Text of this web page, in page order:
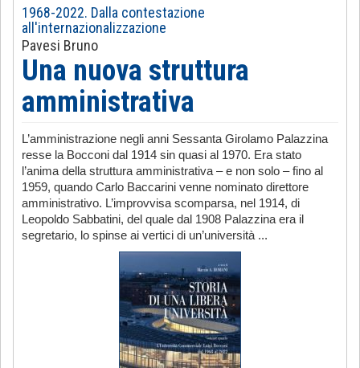
-1968-2022. Dalla contestazione
all'internazionalizzazione
Pavesi Bruno
Una nuova struttura
amministrativa
L’amministrazione negli anni Sessanta Girolamo Palazzina
resse la Bocconi dal 1914 sin quasi al 1970. Era stato
l’anima della struttura amministrativa – e non solo – fino al
1959, quando Carlo Baccarini venne nominato direttore
amministrativo. L’improvvisa scomparsa, nel 1914, di
Leopoldo Sabbatini, del quale dal 1908 Palazzina era il
segretario, lo spinse ai vertici di un’università ...